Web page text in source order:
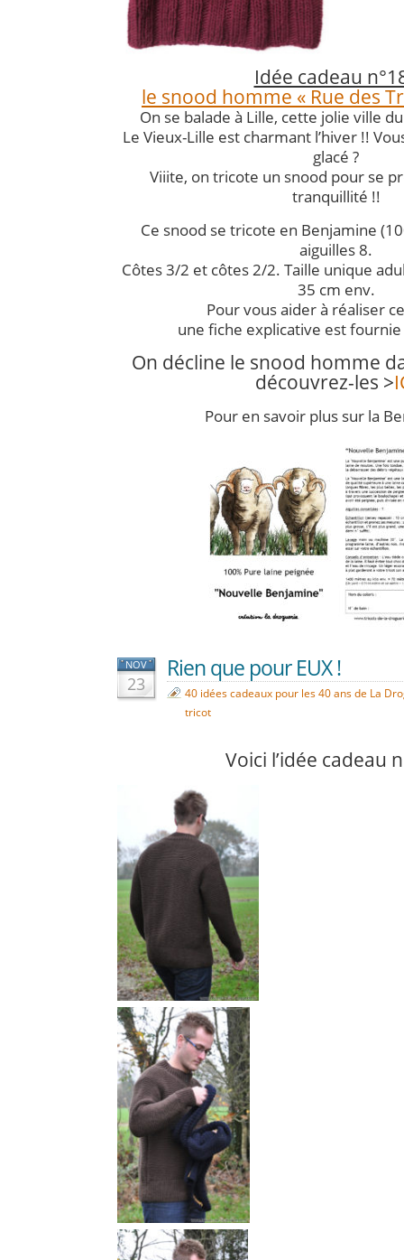
Idée cadeau
le snood homme « Rue des
On se balade à Lille, cette jolie ville
Le Vieux-Lille est charmant l’hiver !!
glacé ?
Viiite, on tricote un snood pour se
tranquillité !!
Ce snood se tricote en Benjamine
aiguilles 8.
Côtes 3/2 et côtes 2/2. Taille unique
35 cm env.
Pour vous aider à réaliser
une fiche explicative est fournie
On décline le snood homme
découvrez-les >
Pour en savoir plus sur la
NOV
23
Rien que pour EUX !
40 idées cadeaux pour les 40 ans de La
tricot
Voici l’idée cadeau